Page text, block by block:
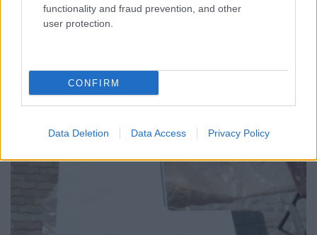
functionality and fraud prevention, and other
user protection.
CONFIRM
Data Deletion Data Access Privacy Policy